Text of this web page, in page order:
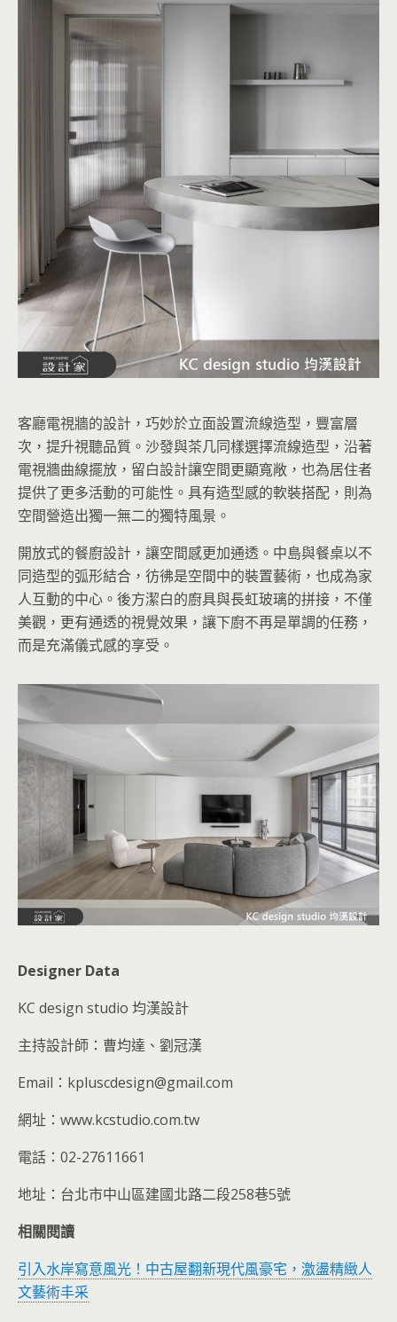
客廳電視牆的設計，巧妙於立面設置流線造型，豐富層
次，提升視聽品質。沙發與茶几同樣選擇流線造型，沿著
電視牆曲線擺放，留白設計讓空間更顯寬敞，也為居住者
提供了更多活動的可能性。具有造型感的軟裝搭配，則為
空間營造出獨一無二的獨特風景。
開放式的餐廚設計，讓空間感更加通透。中島與餐桌以不
同造型的弧形結合，彷彿是空間中的裝置藝術，也成為家
人互動的中心。後方潔白的廚具與長虹玻璃的拼接，不僅
美觀，更有通透的視覺效果，讓下廚不再是單調的任務，
而是充滿儀式感的享受。
Designer Data
KC design studio 均漢設計
主持設計師：曹均達、劉冠漢
Email：kpluscdesign@gmail.com
網址：www.kcstudio.com.tw
電話：02-27611661
地址：台北市中山區建國北路二段258巷5號
相關閱讀
引入水岸寫意風光！中古屋翻新現代風豪宅，激盪精緻人
文藝術丰采